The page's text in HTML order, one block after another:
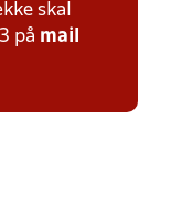
skal
på mail